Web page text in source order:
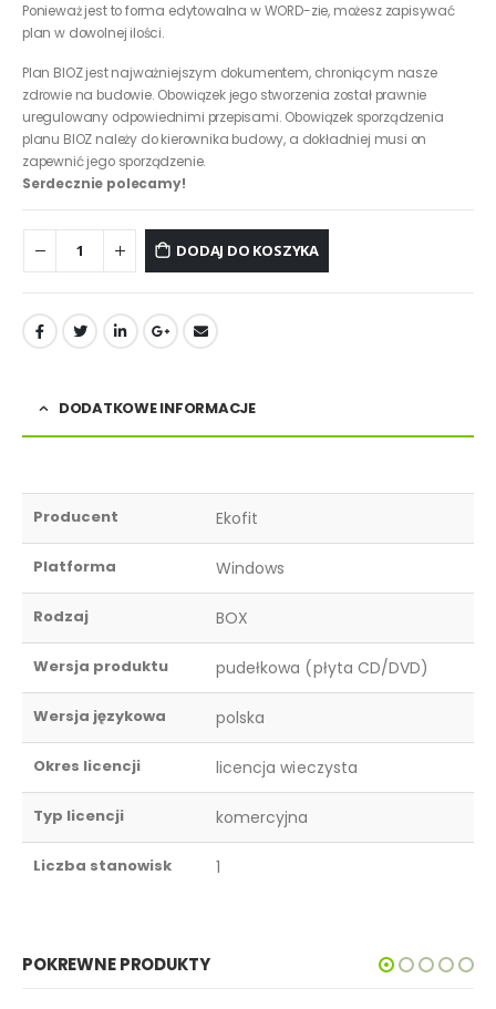
Ponieważ jest to forma edytowalna w WORD-zie, możesz zapisywać
plan w dowolnej ilości.
Plan BIOZ jest najważniejszym dokumentem, chroniącym nasze
zdrowie na budowie. Obowiązek jego stworzenia został prawnie
uregulowany odpowiednimi przepisami. Obowiązek sporządzenia
planu BIOZ należy do kierownika budowy, a dokładniej musi on
zapewnić jego sporządzenie.
Serdecznie polecamy!
DODAJ DO KOSZYKA
DODATKOWE INFORMACJE
Producent Ekofit
Platforma Windows
Rodzaj BOX
Wersja produktu pudełkowa (płyta CD/DVD)
Wersja językowa polska
Okres licencji licencja wieczysta
Typ licencji komercyjna
Liczba stanowisk 1
POKREWNE PRODUKTY